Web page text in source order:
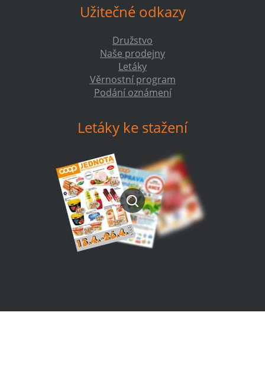
Užitečné odkazy
Družstvo
Naše prodejny
Letáky
Věrnostní program
Podání oznámení
Letáky ke stažení